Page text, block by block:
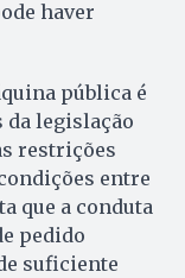
haver
pública é
legislação
restrições
entre
que a conduta
pedido
suficiente